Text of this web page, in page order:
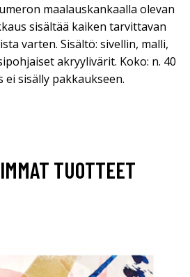
maalauskankaalla olevan
sisältää kaiken tarvittavan
varten. Sisältö: sivellin, malli,
akryylivärit. Koko: n. 40
ei sisälly pakkaukseen.
TUOTTEET